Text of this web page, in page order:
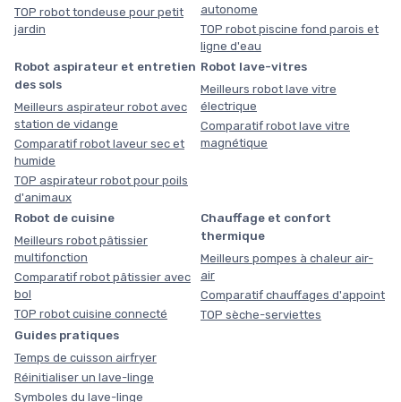
TOP robot tondeuse pour petit
jardin
autonome
TOP robot piscine fond parois et
ligne d'eau
Robot aspirateur et entretien
des sols
Meilleurs aspirateur robot avec
station de vidange
Comparatif robot laveur sec et
humide
TOP aspirateur robot pour poils
d'animaux
Robot lave-vitres
Meilleurs robot lave vitre
électrique
Comparatif robot lave vitre
magnétique
Robot de cuisine
Meilleurs robot pâtissier
multifonction
Comparatif robot pâtissier avec
bol
TOP robot cuisine connecté
Chauffage et confort
thermique
Meilleurs pompes à chaleur air-
air
Comparatif chauffages d'appoint
TOP sèche-serviettes
Guides pratiques
Temps de cuisson airfryer
Réinitialiser un lave-linge
Symboles du lave-linge